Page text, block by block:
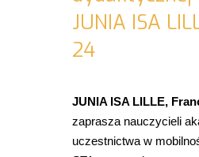
JUNIA ISA
24
JUNIA ISA LILLE,
zaprasza nauczycieli
uczestnictwa w